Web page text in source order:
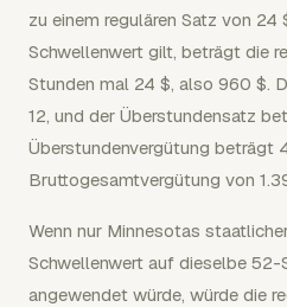
zu einem regulären Satz von 24
Schwellenwert gilt, beträgt die
Stunden mal 24 $, also 960 $.
12, und der Überstundensatz
Überstundenvergütung beträgt
Bruttogesamtvergütung von
Wenn nur Minnesotas
Schwellenwert auf dieselbe 52-
angewendet würde, würde die